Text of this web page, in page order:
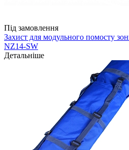
Під замовлення
Захист для модульного помосту
NZ14-SW
Детальніше